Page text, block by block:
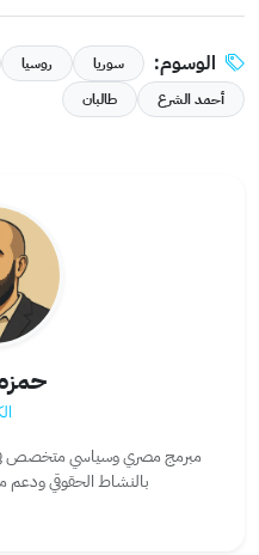
الوسوم: سوريا روسيا
أحمد الشرع
طالبان
مبرمج مصري وسياسي متخصص في
بالنشاط الحقوقي ودعم